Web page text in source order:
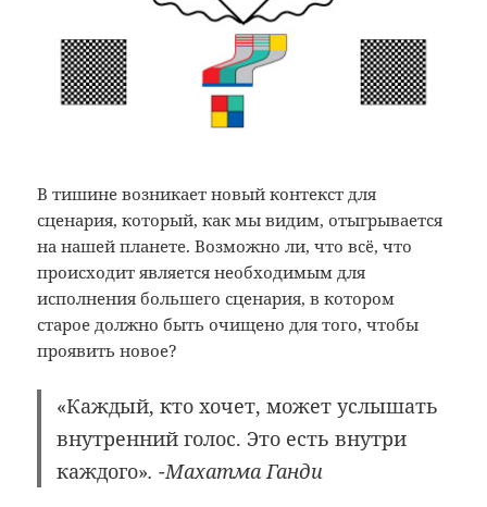
В тишине возникает новый контекст для
сценария, который, как мы видим, отыгрывается
на нашей планете. Возможно ли, что всё, что
происходит является необходимым для
исполнения большего сценария, в котором
старое должно быть очищено для того, чтобы
проявить новое?
«Каждый, кто хочет, может услышать
внутренний голос. Это есть внутри
каждого». -Махатма Ганди